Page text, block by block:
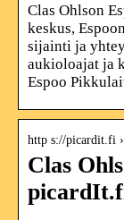
Clas Ohlson
keskus,
sijainti ja
aukioloajat ja
Espoo
http s://picardit.fi
Clas